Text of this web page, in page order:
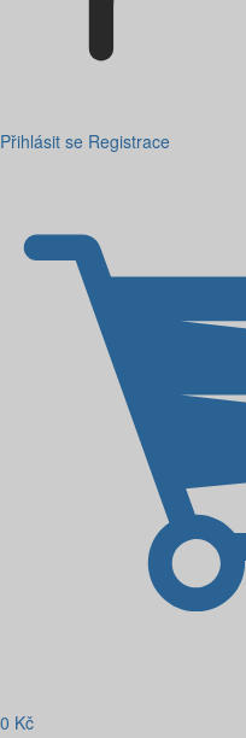
Přihlásit se Registrace
0 Kč